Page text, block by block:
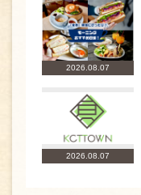
2026.08.07
2026.08.07